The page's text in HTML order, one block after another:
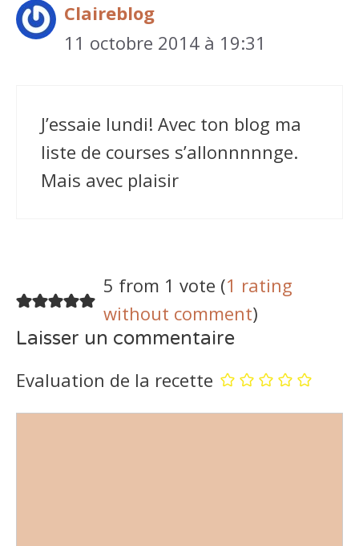
Claireblog
11 octobre 2014 à 19:31
J’essaie lundi! Avec ton blog ma
liste de courses s’allonnnnnge.
Mais avec plaisir
5 from 1 vote (1 rating
without comment)
Laisser un commentaire
Evaluation de la recette